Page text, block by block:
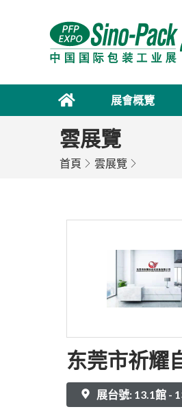
展會概覽
雲展覽
首頁 雲展覽
东莞市祈耀
展台號: 13.1館 -